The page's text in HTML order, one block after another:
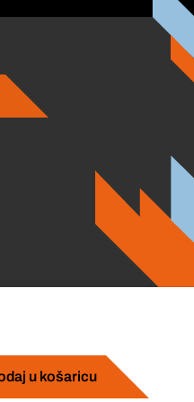
u košaricu
Group. All rights reserved.